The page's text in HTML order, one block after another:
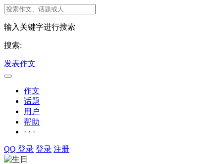
输入关键字进行搜索
搜索:
发表作文
作文
话题
用户
帮助
· · ·
QQ 登录 登录 注册